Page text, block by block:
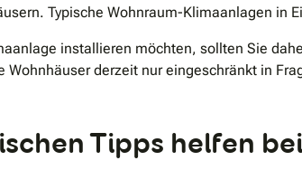
Typische Wohnraum-Klimaanlagen
installieren möchten, sollten Sie
Wohnhäuser derzeit nur eingeschränkt in
Tipps helfen